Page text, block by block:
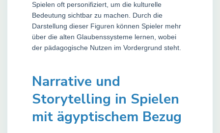
Spielen oft personifiziert, um die kulturelle
Bedeutung sichtbar zu machen. Durch die
Darstellung dieser Figuren können Spieler mehr
über die alten Glaubenssysteme lernen, wobei
der pädagogische Nutzen im Vordergrund steht.
Narrative und
Storytelling in Spielen
mit ägyptischem Bezug